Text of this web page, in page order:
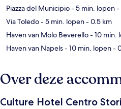
Piazza del Municipio- 5 min. lopen-
Via Toledo- 5 min. lopen- 0.5 km
Haven van Molo Beverello- 10 min.
Haven van Napels- 10 min. lopen-
Over deze
Culture Hotel Centro